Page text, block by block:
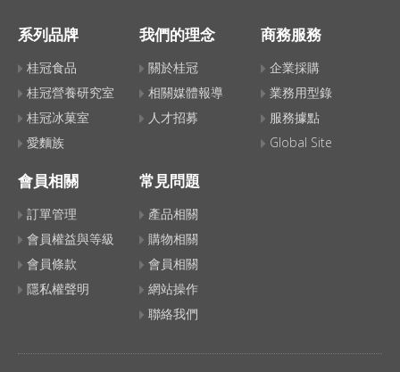
呈現清脆酸甜口感，是夏日餐桌上最搶
手的清爽冷盤！
「百香果沙拉醬」用來沾各類蔬果都清
香開胃，不只是這道南瓜料理的靈魂，
更是所有夏日涼拌蔬果的萬用神醬！
系列品牌
桂冠食品
桂冠營養研究室
桂冠冰菓室
愛麵族
我們的理念
關於桂冠
相關媒體報導
人才招募
商務服務
企業採購
業務用型錄
服務據點
Global Site
會員相關
訂單管理
會員權益與等級
會員條款
隱私權聲明
常見問題
產品相關
購物相關
會員相關
網站操作
聯絡我們